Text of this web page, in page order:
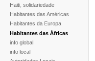
Haiti, solidariedade
Habitantes das Américas
Habitantes da Europa
Habitantes das Áfricas
info global
info local